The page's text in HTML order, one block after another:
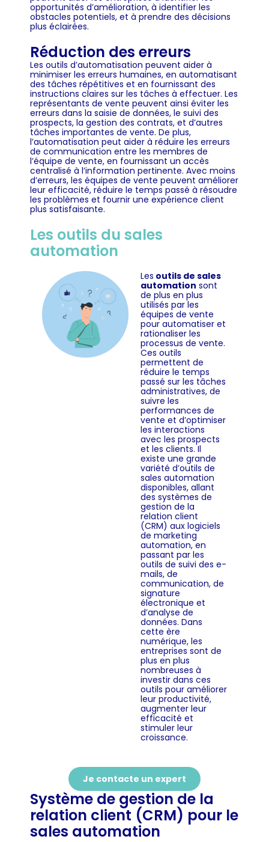
opportunités d’amélioration, à identifier les
obstacles potentiels, et à prendre des décisions
plus éclairées.
Réduction des erreurs
Les outils d’automatisation peuvent aider à
minimiser les erreurs humaines, en automatisant
des tâches répétitives et en fournissant des
instructions claires sur les tâches à effectuer. Les
représentants de vente peuvent ainsi éviter les
erreurs dans la saisie de données, le suivi des
prospects, la gestion des contrats, et d’autres
tâches importantes de vente. De plus,
l’automatisation peut aider à réduire les erreurs
de communication entre les membres de
l’équipe de vente, en fournissant un accès
centralisé à l’information pertinente. Avec moins
d’erreurs, les équipes de vente peuvent améliorer
leur efficacité, réduire le temps passé à résoudre
les problèmes et fournir une expérience client
plus satisfaisante.
Les outils du sales
automation
Les outils de sales
automation sont
de plus en plus
utilisés par les
équipes de vente
pour automatiser et
rationaliser les
processus de vente.
Ces outils
permettent de
réduire le temps
passé sur les tâches
administratives, de
suivre les
performances de
vente et d’optimiser
les interactions
avec les prospects
et les clients. Il
existe une grande
variété d’outils de
sales automation
disponibles, allant
des systèmes de
gestion de la
relation client
(CRM) aux logiciels
de marketing
automation, en
passant par les
outils de suivi des e-
mails, de
communication, de
signature
électronique et
d’analyse de
données. Dans
cette ère
numérique, les
entreprises sont de
plus en plus
nombreuses à
investir dans ces
outils pour améliorer
leur productivité,
augmenter leur
efficacité et
stimuler leur
croissance.
Je contacte un expert
Système de gestion de la
relation client (CRM) pour le
sales automation